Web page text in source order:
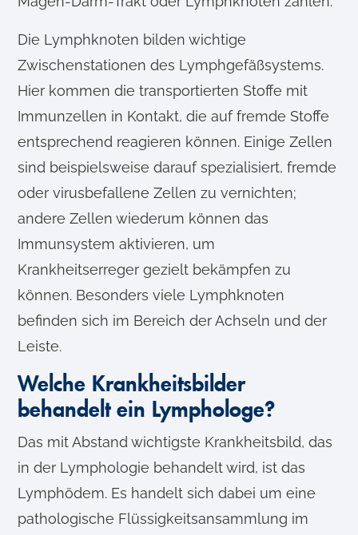
Die Lymphknoten bilden wichtige
Zwischenstationen des Lymphgefäßsystems.
Hier kommen die transportierten Stoffe mit
Immunzellen in Kontakt, die auf fremde Stoffe
entsprechend reagieren können. Einige Zellen
sind beispielsweise darauf spezialisiert, fremde
oder virusbefallene Zellen zu vernichten;
andere Zellen wiederum können das
Immunsystem aktivieren, um
Krankheitserreger gezielt bekämpfen zu
können. Besonders viele Lymphknoten
befinden sich im Bereich der Achseln und der
Leiste.
Welche Krankheitsbilder
behandelt ein Lymphologe?
Das mit Abstand wichtigste Krankheitsbild, das
in der Lymphologie behandelt wird, ist das
Lymphödem. Es handelt sich dabei um eine
pathologische Flüssigkeitsansammlung im